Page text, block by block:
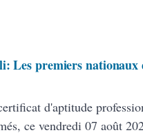
Les premiers nationaux
d'aptitude
ce vendredi 07 août